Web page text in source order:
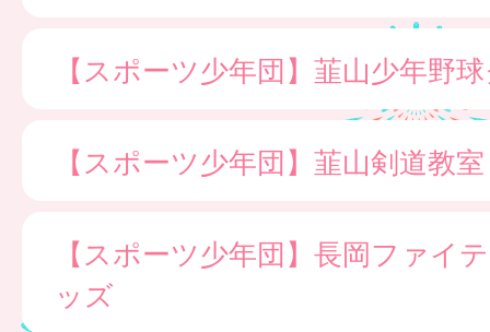
【スポーツ少年団】韮山少年野
【スポーツ少年団】韮山剣道教室
【スポーツ少年団】長岡ファイ
ッズ